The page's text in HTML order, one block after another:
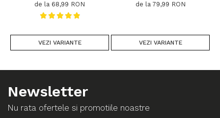
de la 68,99 RON
VEZI VARIANTE
de la 79,99 RON
VEZI VARIANTE
Newsletter
Nu rata ofertele si promotiile noastre